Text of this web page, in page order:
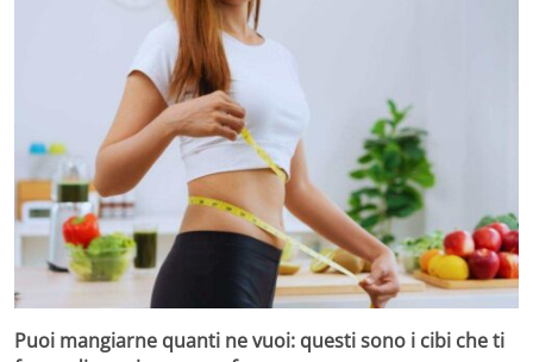
Puoi mangiarne quanti ne vuoi: questi sono i cibi che ti